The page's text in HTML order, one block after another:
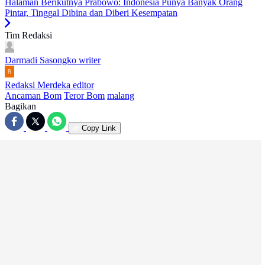
Halaman Berikutnya Prabowo: Indonesia Punya Banyak Orang
Pintar, Tinggal Dibina dan Diberi Kesempatan
Tim Redaksi
Darmadi Sasongko writer
Redaksi Merdeka editor
Ancaman Bom Teror Bom malang
Bagikan
Copy Link